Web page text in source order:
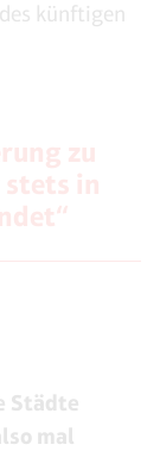
künftigen
Städte
mal